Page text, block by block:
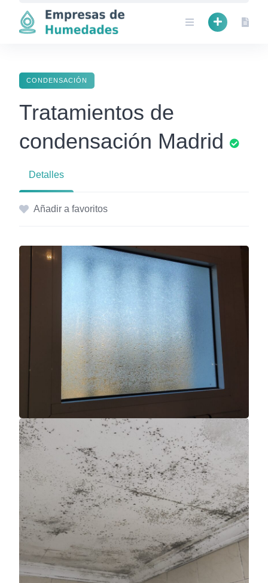
content
CONDENSACIÓN
Tratamientos de
condensación Madrid
Detalles
Añadir a favoritos